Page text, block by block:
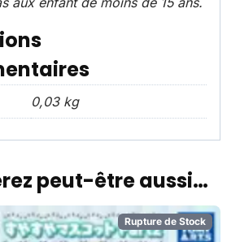
0,03 kg
peut-être aussi…
Rupture de Stock